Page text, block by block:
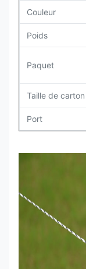
Couleur
Poids
Paquet
Taille de carton
Port